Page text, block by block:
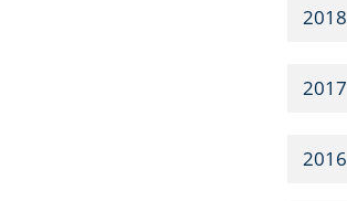
2018
2017
2016